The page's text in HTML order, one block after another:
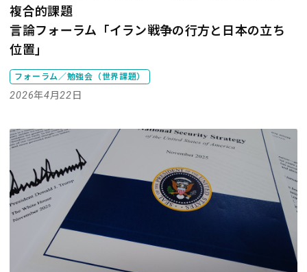
複合的課題
言論フォーラム「イラン戦争の行方と日本の立ち
位置」
フォーラム／勉強会（世界課題）
2026年4月22日